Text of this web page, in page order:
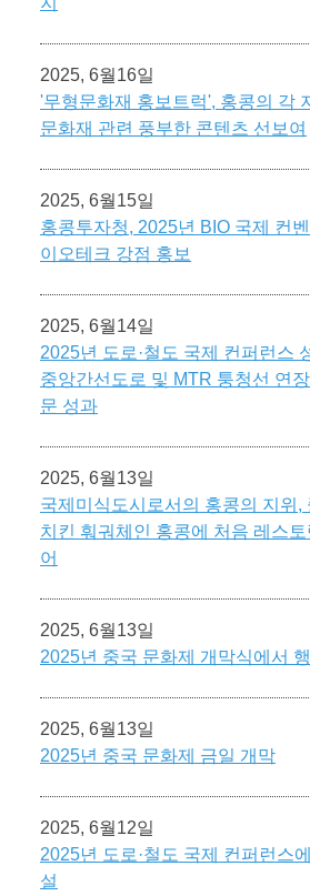
2025, 6월16일
'무형문화재 홍보트럭', 홍콩의 각
문화재 관련 풍부한 콘텐츠 선보여
2025, 6월15일
홍콩투자청, 2025년 BIO 국제 컨
이오테크 강점 홍보
2025, 6월14일
2025년 도로·철도 국제 컨퍼런스
중앙간선도로 및 MTR 퉁청선 연
문 성과
2025, 6월13일
국제미식도시로서의 홍콩의 지위,
치킨 훠궈체인 홍콩에 처음 레스
어
2025, 6월13일
2025년 중국 문화제 개막식에서
2025, 6월13일
2025년 중국 문화제 금일 개막
2025, 6월12일
2025년 도로·철도 국제 컨퍼런스
설